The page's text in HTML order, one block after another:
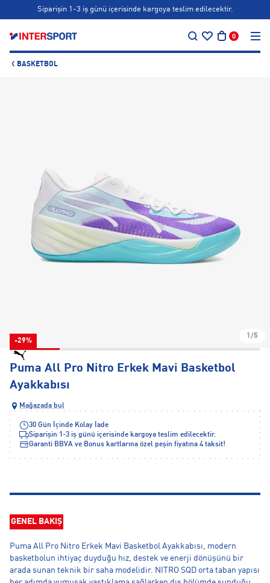
Siparişin 1-3 iş günü içerisinde kargoya teslim edilecektir.
Bonus kartlara özel vade farksız taksit seçenekleri!
0
BASKETBOL
-29%
1/5
Puma All Pro Nitro Erkek Mavi Basketbol
Ayakkabısı
Mağazada bul
30 Gün İçinde Kolay İade
Siparişin 1-3 iş günü içerisinde kargoya teslim edilecektir.
Garanti BBVA ve Bonus kartlarına özel peşin fiyatına 4 taksit!
GENEL BAKIŞ
Puma All Pro Nitro Erkek Mavi Basketbol Ayakkabısı, modern
basketbolun ihtiyaç duyduğu hız, destek ve enerji dönüşünü bir
arada sunan teknik bir saha modelidir. NITRO SQD orta taban yapısı